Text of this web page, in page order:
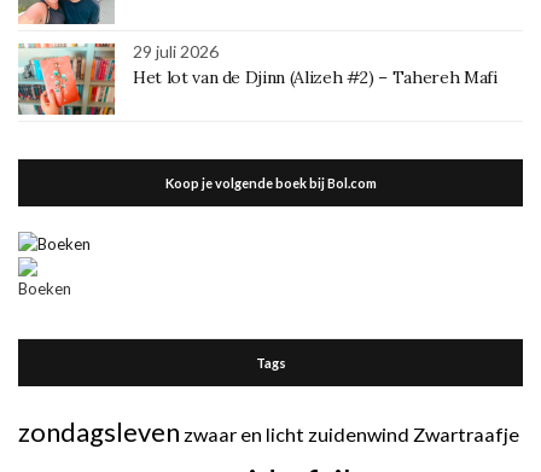
29 juli 2026
Het lot van de Djinn (Alizeh #2) – Tahereh Mafi
Koop je volgende boek bij Bol.com
Tags
zondagsleven zwaar en licht zuidenwind Zwartraafje